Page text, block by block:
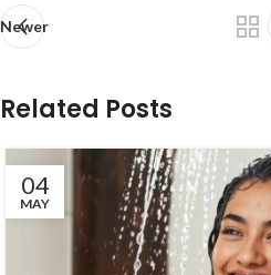
Newer
Related Posts
04
MAY